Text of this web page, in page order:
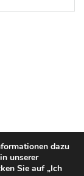
dazu
unserer
Sie auf „Ich